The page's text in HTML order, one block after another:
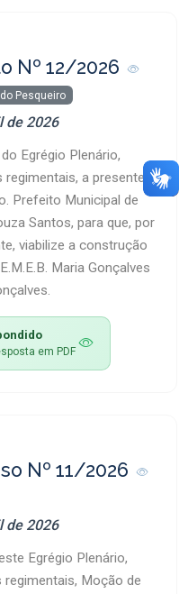
Nº 12/2026
Pesqueiro
de 2026
Egrégio Plenário,
a presente
Prefeito Municipal de
Santos, para que, por
viabilize a construção
Maria Gonçalves
em PDF
Nº 11/2026
de 2026
Egrégio Plenário,
Moção de